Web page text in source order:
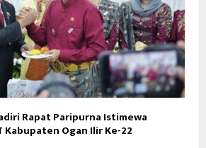
Rapat Paripurna Istimewa
Ogan Ilir Ke-22